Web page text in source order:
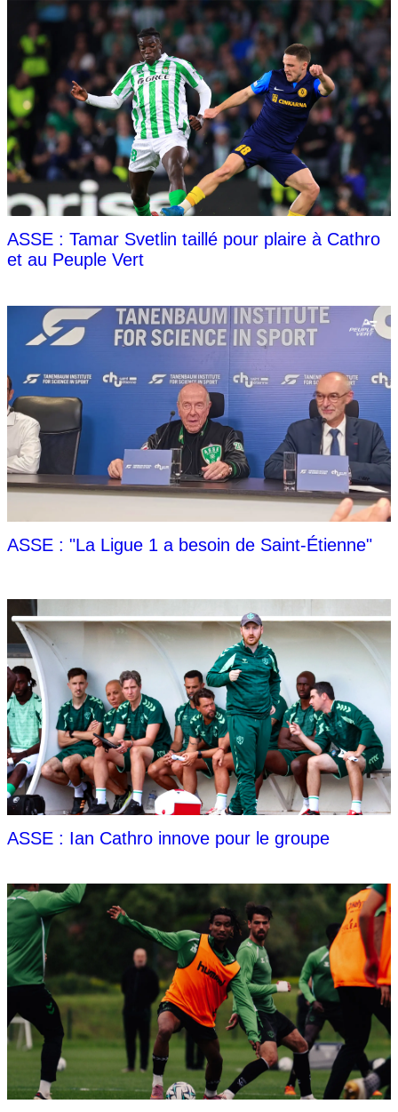
ASSE : Tamar Svetlin taillé pour plaire à Cathro
et au Peuple Vert
ASSE : "La Ligue 1 a besoin de Saint-Étienne"
ASSE : Ian Cathro innove pour le groupe